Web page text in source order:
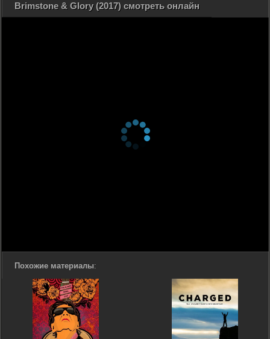
Brimstone & Glory (2017) смотреть онлайн
Похожие материалы: